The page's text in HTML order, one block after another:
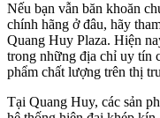
Nếu bạn vẫn băn khoăn
chính hãng ở đâu, hãy
Quang Huy Plaza. Hiện
trong những địa chỉ uy tín
phẩm chất lượng trên thị
Tại Quang Huy, các sản